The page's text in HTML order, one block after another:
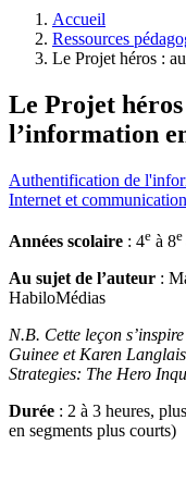
Fil
d'Ariane
Accueil
Ressources
Le Projet héros :
Le Projet
l’information
Categories
Authentification de
Internet et
Années scolaire : 4e à 8e
Au sujet de l’auteur :
HabiloMédias
N.B. Cette leçon
Guinee et Karen
Strategies: The Hero
Durée : 2 à 3 heures,
en segments plus courts)